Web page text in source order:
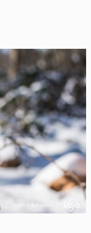
accept their
necessary for